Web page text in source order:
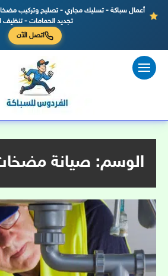
أعمال سباكة - تسليك مجاري - تصليح وتركيب
تجديد الحمامات - تنظيف
اتصل الآن
التجاوز
المحتوى
الوسم: صيانة